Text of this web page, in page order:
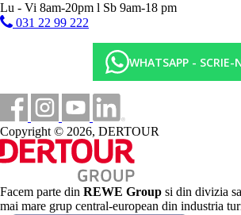
Lu - Vi 8am-20pm l Sb 9am-18 pm
031 22 99 222
WHATSAPP - SCRIE-
Copyright © 2026, DERTOUR
Facem parte din REWE Group si din divizia sa
mai mare grup central-european din industria